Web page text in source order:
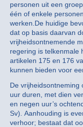
personen uit een
één of enkele
werken.De huidige
dat op basis daarvan
vrijheidsontnemende
regering is telkenmale
artikelen 175 en 176
kunnen bieden voor
De vrijheidsontneming
uur duren, met dien
en negen uur’s
Sv). Aanhouding is
verhoor; bestaat dat